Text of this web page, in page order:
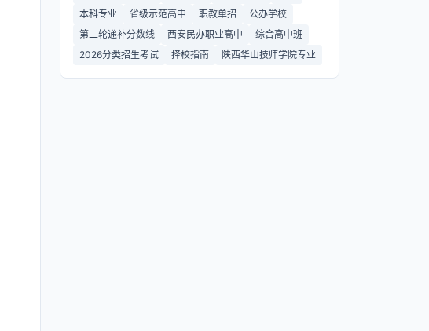
本科专业
省级示范高中 职教单招
公办学校
第二轮递补分数线
西安民办职业高中
综合高中班
2026分类招生考试
择校指南 陕西华山技师学院专业